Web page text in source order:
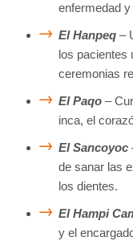
enfermedad
El Hanpeq–
los pacientes
ceremonias
El Paqo–
inca, el
El Sancoyoc
de sanar las
los dientes.
El Hampi
y el